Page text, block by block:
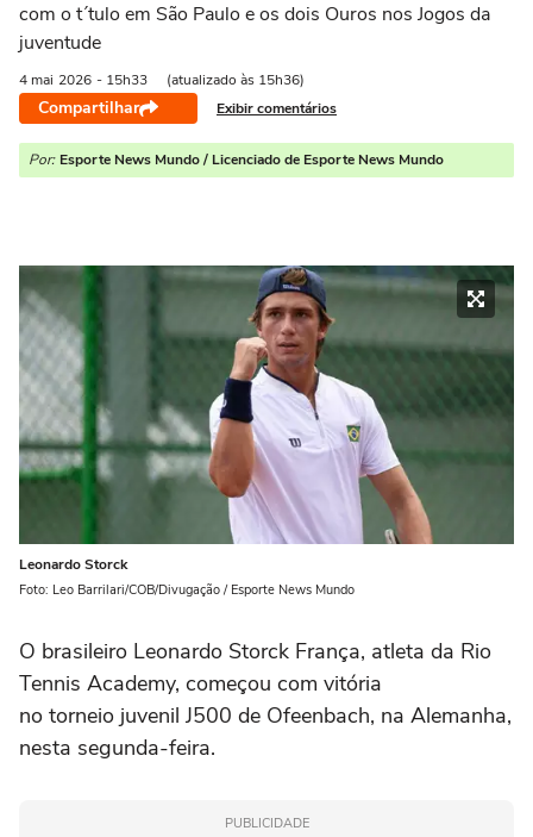
com o t´tulo em São Paulo e os dois Ouros nos Jogos da
juventude
4 mai 2026 - 15h33 (atualizado às 15h36)
Compartilhar Exibir comentários
Por: Esporte News Mundo / Licenciado de Esporte News Mundo
Leonardo Storck
Foto: Leo Barrilari/COB/Divugação / Esporte News Mundo
O brasileiro Leonardo Storck França, atleta da Rio
Tennis Academy, começou com vitória
no torneio juvenil J500 de Ofeenbach, na Alemanha,
nesta segunda-feira.
PUBLICIDADE